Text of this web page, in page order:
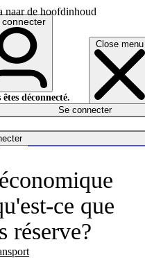
naar de hoofdinhoud
Close menu
connecter
êtes déconnecté.
Se connecter
ce que
réserve?